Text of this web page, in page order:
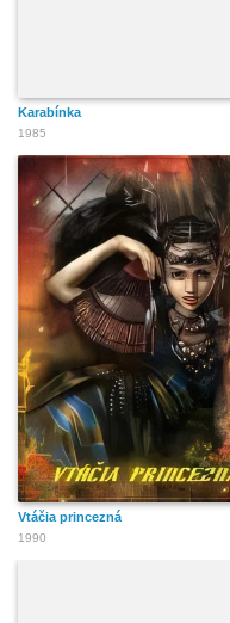
Karabínka
1985
Vtáčia princezná
1990